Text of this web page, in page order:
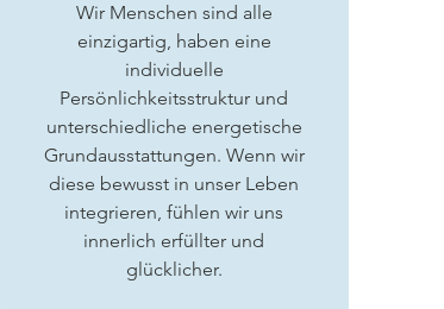
Wir Menschen sind alle
einzigartig, haben eine
individuelle
Persönlichkeitsstruktur und
unterschiedliche energetische
Grundausstattungen. Wenn wir
diese bewusst in unser Leben
integrieren, fühlen wir uns
innerlich erfüllter und
glücklicher.